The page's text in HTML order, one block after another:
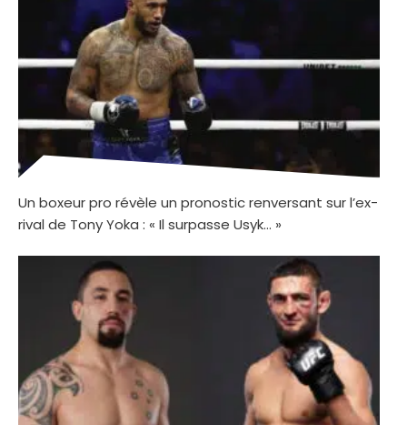
Un boxeur pro révèle un pronostic renversant sur l’ex-
rival de Tony Yoka : « Il surpasse Usyk… »